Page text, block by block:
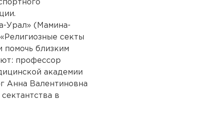
Урал» (Мамина-
секты
помочь близким
профессор
академии
Анна Валентиновна
в